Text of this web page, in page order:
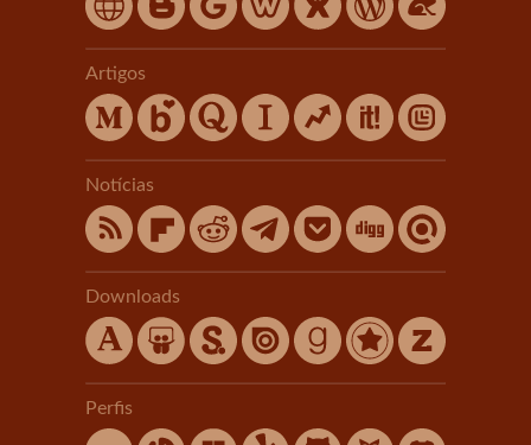
Artigos
Notícias
Downloads
Perfis